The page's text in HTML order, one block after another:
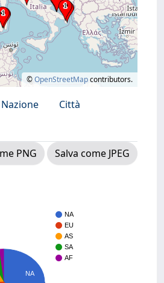
©OpenStreetMapcontributors.
Nazione
Città
PNG
Salva come JPEG
NA
EU
AS
SA
AF
NA